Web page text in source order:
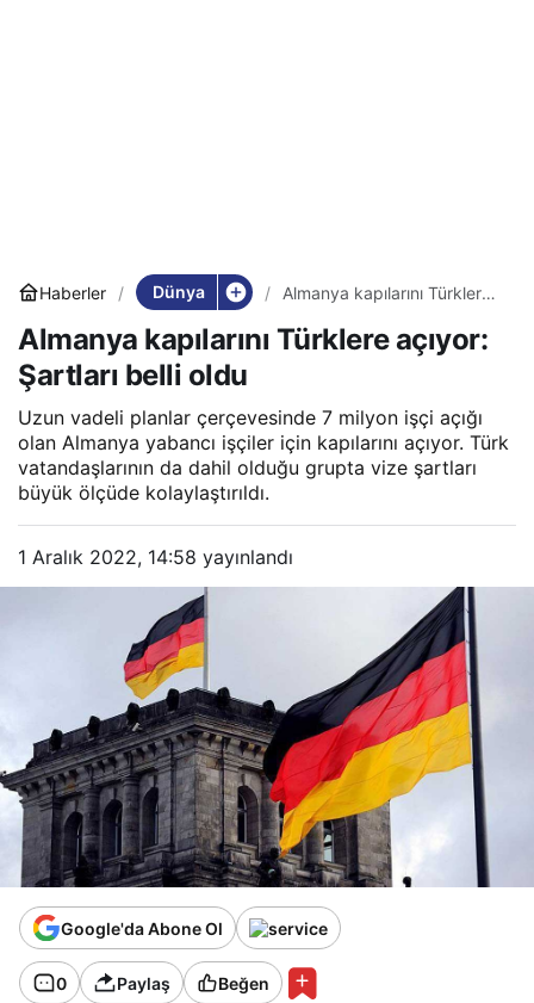
Haberler Dünya
Almanya kapılarını Türklere
Almanya kapılarını Türklere açıyor:
Şartları belli oldu
Uzun vadeli planlar çerçevesinde 7 milyon işçi açığı
olan Almanya yabancı işçiler için kapılarını açıyor. Türk
vatandaşlarının da dahil olduğu grupta vize şartları
büyük ölçüde kolaylaştırıldı.
1 Aralık 2022, 14:58 yayınlandı
Google'da Abone Ol
0 Paylaş Beğen